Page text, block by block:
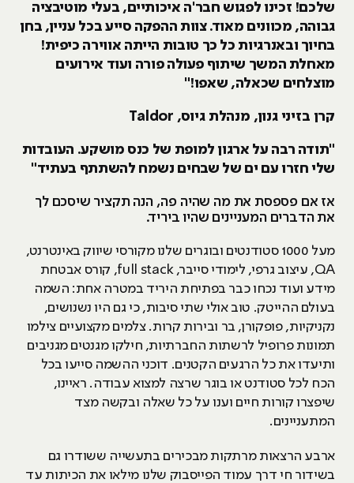
שלכם! זכינו לפגוש חבר'ה איכותיים, בעלי מוטיבציה
גבוהה, מכוונים מאוד. צוות ההפקה סייע בכל עניין, בחן
בחיוך ובאנרגיות כל כך טובות הייתה אווירה כיפית!
מאחלת המשך שיתוף פעולה פורה ועוד אירועים
מוצלחים שכאלה, שאפו!"
קרן בזיני גנון, מנהלת גיוס, Taldor
"תודה רבה על ארגון למופת של כנס מושקע. העובדות
שלי חזרו עם ים של שבחים נשמח להשתתף בעתיד"
אז אם פספסת את מה שהיה פה, הנה תקציר שיסכם לך
את הדברים המעניינים שהיו ביריד.
מעל 1000 סטודנטים ובוגרים שלנו מקורסי שיווק באינטרנט,
QA, עיצוב גרפי, לימודי סייבר, full stack, קורס אבטחת
מידע ועוד נכחו כבר בפתיחת היריד במטרה אחת: השמה
בעולם ההייטק. טוב אולי שתי סיבות, כי גם היו נשנושים,
נקניקיות, פופקורן, בר ובירות קרות. צלמים מקצועיים צילמו
תמונות פרופיל לרשתות החברתיות, חילקו מגנטים מגניבים
ותיעדו את כל הרגעים הקטנים. דוכני ההשמה סייעו בכל
הכח לכל סטודנט או בוגר שרצה למצוא עבודה. ראיינו,
שיפצרו קורות חיים וענו על כל שאלה ובקשה מצד
המתעניינים.
ארבע הרצאות מרתקות מבכירים בתעשייה ששודרו גם
בשידור חי דרך עמוד הפייסבוק שלנו מילאו את הכיתות עד